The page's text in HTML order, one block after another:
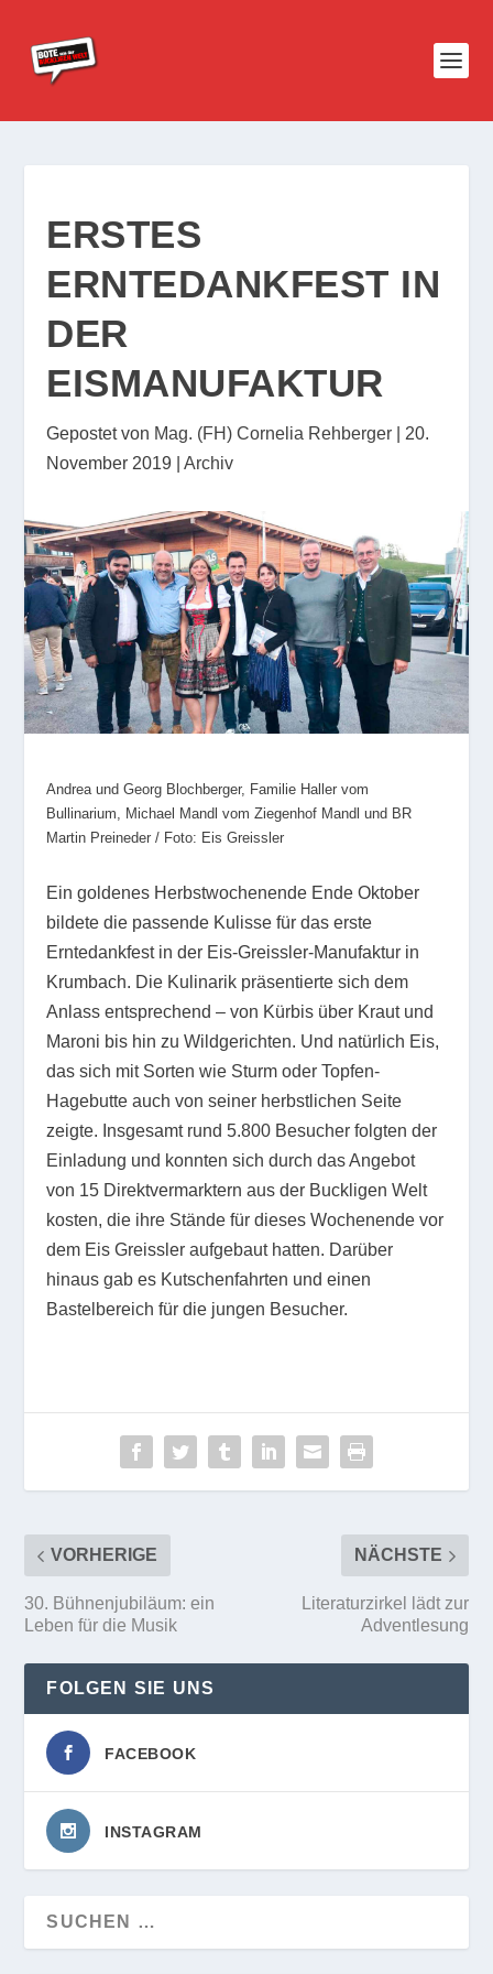
ERSTES
ERNTEDANKFEST IN
DER
EISMANUFAKTUR
Gepostet von Mag. (FH) Cornelia Rehberger
20.
November 2019 |Archiv
Andrea und Georg Blochberger, Familie Haller vom
Bullinarium, Michael Mandl vom Ziegenhof Mandl und BR
Martin Preineder / Foto: Eis Greissler
Ein goldenes Herbstwochenende Ende Oktober
bildete die passende Kulisse für das erste
Erntedankfest in der Eis-Greissler-Manufaktur in
Krumbach. Die Kulinarik präsentierte sich dem
Anlass entsprechend – von Kürbis über Kraut und
Maroni bis hin zu Wildgerichten. Und natürlich Eis,
das sich mit Sorten wie Sturm oder Topfen-
Hagebutte auch von seiner herbstlichen Seite
zeigte. Insgesamt rund 5.800 Besucher folgten der
Einladung und konnten sich durch das Angebot
von 15 Direktvermarktern aus der Buckligen Welt
kosten, die ihre Stände für dieses Wochenende vor
dem Eis Greissler aufgebaut hatten. Darüber
hinaus gab es Kutschenfahrten und einen
Bastelbereich für die jungen Besucher.
VORHERIGE
30. Bühnenjubiläum: ein
Leben für die Musik
NÄCHSTE
Literaturzirkel lädt zur
Adventlesung
FOLGEN SIE UNS
FACEBOOK
INSTAGRAM